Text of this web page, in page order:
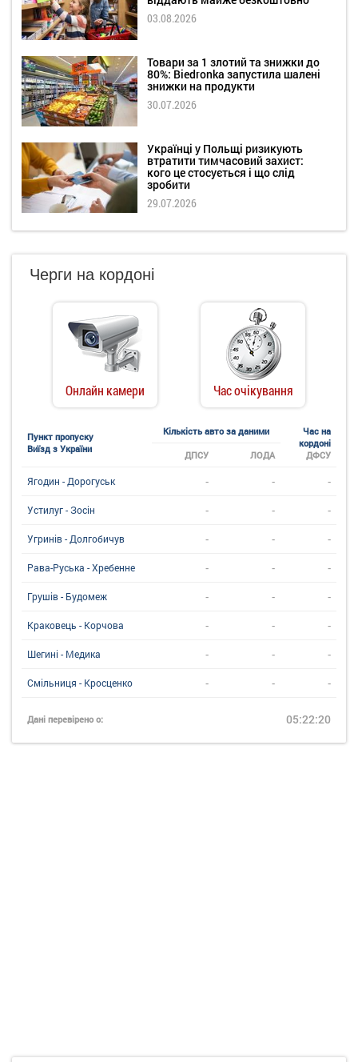
03.08.2026
Товари за 1 злотий та знижки до
80%: Biedronka запустила шалені
знижки на продукти
30.07.2026
Українці у Польщі ризикують
втратити тимчасовий захист:
кого це стосується і що слід
зробити
29.07.2026
Черги на кордоні
Онлайн камери Час очікування
Пункт пропуску
Виїзд з України
Кількість авто за даними
Час на
кордоні
ДФСУ
ДПСУ ЛОДА
Ягодин - Дорогуськ - - -
Устилуг - Зосін - - -
Угринiв - Долгобичув - - -
Рава-Руська - Хребенне - - -
Грушів - Будомеж - - -
Краковець - Корчова - - -
Шегині - Медика - - -
Смільниця - Кросценко - - -
Дані перевірено о: 05:22:20